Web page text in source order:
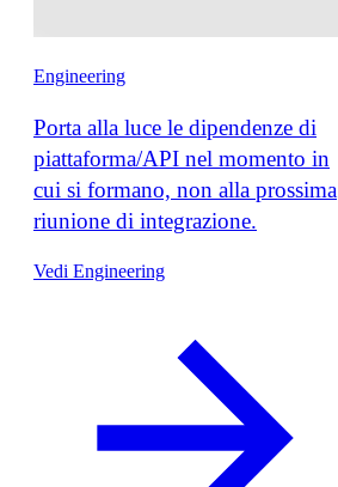
Engineering
Porta alla luce le dipendenze di
piattaforma/API nel momento in
cui si formano, non alla prossima
riunione di integrazione.
Vedi Engineering